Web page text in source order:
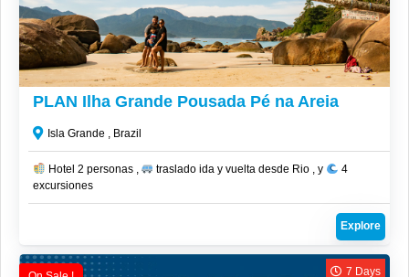
CLP$1,350,000
PLAN Ilha Grande Pousada Pé na Areia
Isla Grande , Brazil
Hotel 2 personas , traslado ida y vuelta desde Rio , y
4
excursiones
Explore
7 Days